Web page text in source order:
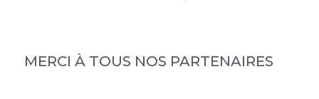
MERCI À TOUS NOS PARTENAIRES